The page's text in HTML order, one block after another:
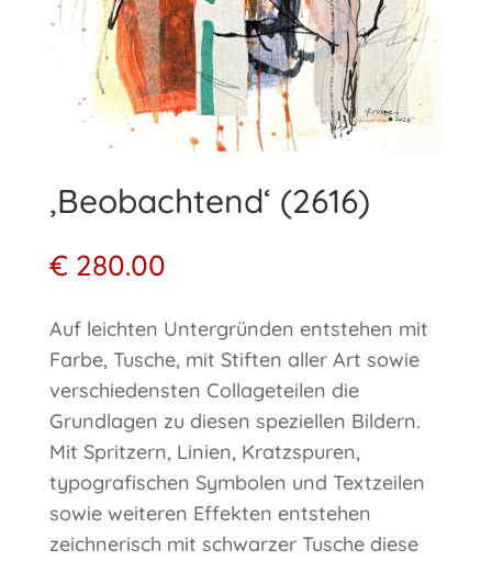
‚Beobachtend‘ (2616)
€280.00
Auf leichten Untergründen entstehen mit
Farbe, Tusche, mit Stiften aller Art sowie
verschiedensten Collageteilen die
Grundlagen zu diesen speziellen Bildern.
Mit Spritzern, Linien, Kratzspuren,
typografischen Symbolen und Textzeilen
sowie weiteren Effekten entstehen
zeichnerisch mit schwarzer Tusche diese